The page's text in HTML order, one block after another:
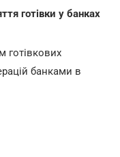
готівки у банках
готівкових
банками в